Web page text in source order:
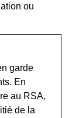
ou
garde
En
au RSA,
de la